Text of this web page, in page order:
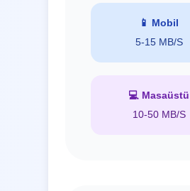
📱 Mobil
5-15 MB/S
💻 Masaüstü
10-50 MB/S